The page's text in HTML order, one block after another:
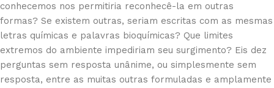
conhecemos nos permitiria reconhecê-la em outras
formas? Se existem outras, seriam escritas com as mesmas
letras químicas e palavras bioquímicas? Que limites
extremos do ambiente impediriam seu surgimento? Eis dez
perguntas sem resposta unânime, ou simplesmente sem
resposta, entre as muitas outras formuladas e amplamente